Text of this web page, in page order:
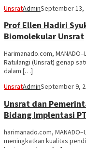
UnsratAdminSeptember 13,
Prof Ellen Hadiri
Biomolekular Unsrat
Harimanado.com,
Ratulangi (Unsrat) genap
dalam […]
UnsratAdminSeptember 9,
Unsrat dan
Bidang Implentasi PT
harimanado.com,
meningkatkan kualitas